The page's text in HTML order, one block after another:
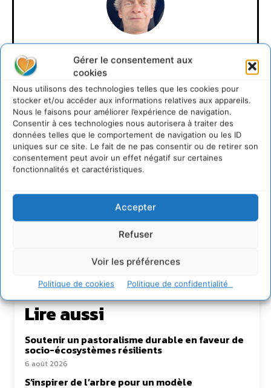
Gérer le consentement aux
cookies
Nous utilisons des technologies telles que les cookies pour
stocker et/ou accéder aux informations relatives aux appareils.
Nous le faisons pour améliorer l’expérience de navigation.
Consentir à ces technologies nous autorisera à traiter des
données telles que le comportement de navigation ou les ID
uniques sur ce site. Le fait de ne pas consentir ou de retirer son
consentement peut avoir un effet négatif sur certaines
fonctionnalités et caractéristiques.
Accepter
Refuser
Voir les préférences
Politique de cookies Politique de confidentialité
Cyrille Souche
Directeur de la Publication Cdurable.info qui a eu 20
ans en 2025 ... L'occasion de supprimer la publicité et
d'un nouveau départ vers un webmedia participatif
d'intérêt général, avec pour raison d'être de recenser
et partager les solutions utiles et durables pour agir
et coopérer avec le vivant. Je suis ouvert à toute
proposition de coopération mutuellement bénéfique
au service de la régénération du vivant.
Lire aussi
Soutenir un pastoralisme durable en faveur de
socio-écosystèmes résilients
6 août 2026
S’inspirer de l’arbre pour un modèle